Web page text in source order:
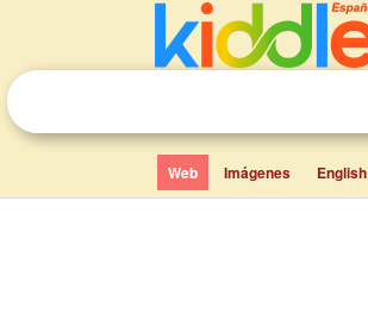
Web Imágenes English